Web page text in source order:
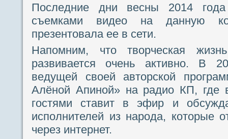
Последние дни весны 2014
съемками видео на данную
презентовала ее в сети.
Напомним, что творческая
развивается очень активно. В
ведущей своей авторской
Алёной Апиной» на радио КП, где
гостями ставит в эфир и
исполнителей из народа, которые
через интернет.